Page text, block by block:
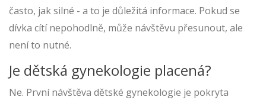
často, jak silné - a to je důležitá informace. Pokud se
dívka cítí nepohodlně, může návštěvu přesunout, ale
není to nutné.
Je dětská gynekologie placená?
Ne. První návštěva dětské gynekologie je pokryta